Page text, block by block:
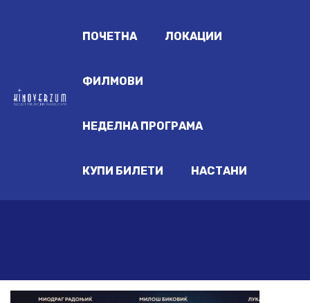
ПОЧЕТНА ЛОКАЦИИ
ФИЛМОВИ
НЕДЕЛНА ПРОГРАМА
КУПИ БИЛЕТИ НАСТАНИ